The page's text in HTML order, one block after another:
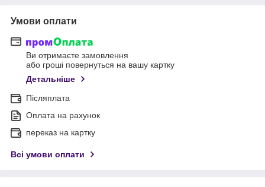
Умови оплати
Ви отримаєте замовлення
або гроші повернуться на вашу картку
Детальніше
Післяплата
Оплата на рахунок
переказ на картку
Всі умови оплати